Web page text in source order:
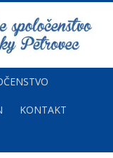
KONTAKT